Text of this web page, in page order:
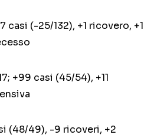
casi (-25/132), +1 ricovero, +1
+99 casi (45/54), +11
(48/49), -9 ricoveri, +2